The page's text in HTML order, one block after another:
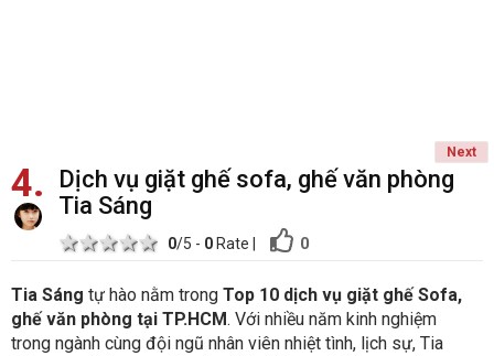
Next
4
Dịch vụ giặt ghế sofa, ghế văn phòng
Tia Sáng
5 stars
4 stars
3 stars
2 stars
1 star 0/5 - 0Rate 0
Tia Sáng tự hào nằm trong Top 10 dịch vụ giặt ghế Sofa,
ghế văn phòng tại TP.HCM. Với nhiều năm kinh nghiệm
trong ngành cùng đội ngũ nhân viên nhiệt tình, lịch sự, Tia